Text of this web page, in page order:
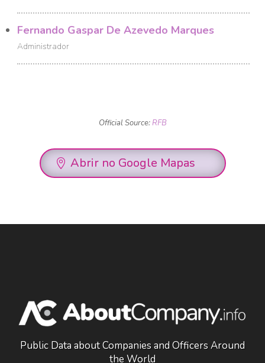
Fernando Gaspar De Azevedo Marques
Administrador
Official Source:RFB
Abrir no Google Mapas
Public Data about Companies and Officers Around
the World